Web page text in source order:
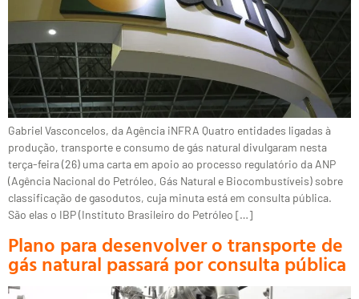
Gabriel Vasconcelos, da Agência iNFRA Quatro entidades ligadas à
produção, transporte e consumo de gás natural divulgaram nesta
terça-feira (26) uma carta em apoio ao processo regulatório da ANP
(Agência Nacional do Petróleo, Gás Natural e Biocombustíveis) sobre
classificação de gasodutos, cuja minuta está em consulta pública.
São elas o IBP (Instituto Brasileiro do Petróleo […]
Plano para desenvolver o transporte de
gás natural passará por consulta pública